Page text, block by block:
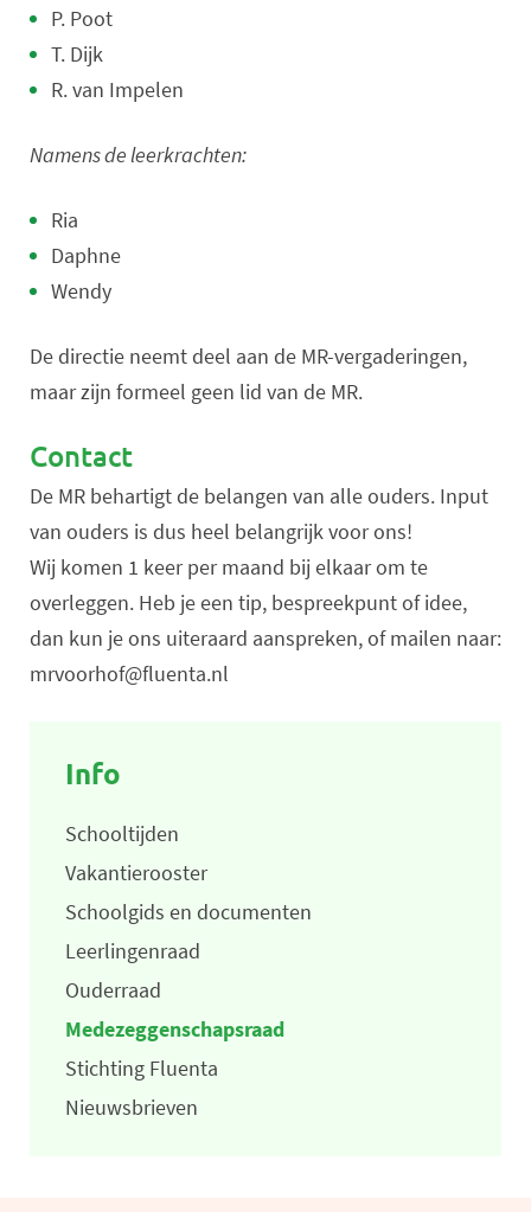
P. Poot
T. Dijk
R. van Impelen
Namens de leerkrachten:
Ria
Daphne
Wendy
De directie neemt deel aan de MR-vergaderingen,
maar zijn formeel geen lid van de MR.
Contact
De MR behartigt de belangen van alle ouders. Input
van ouders is dus heel belangrijk voor ons!
Wij komen 1 keer per maand bij elkaar om te
overleggen. Heb je een tip, bespreekpunt of idee,
dan kun je ons uiteraard aanspreken, of mailen naar:
mrvoorhof@fluenta.nl
Info
Schooltijden
Vakantierooster
Schoolgids en documenten
Leerlingenraad
Ouderraad
Medezeggenschapsraad
Stichting Fluenta
Nieuwsbrieven